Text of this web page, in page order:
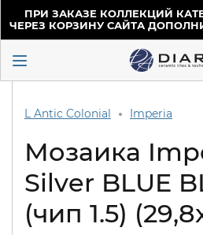
ПРИ ЗАКАЗЕ КОЛЛЕКЦИЙ
ЧЕРЕЗ КОРЗИНУ САЙТА
L Antic Colonial Imperia
Мозаика
Silver BLUE
(чип 1.5)